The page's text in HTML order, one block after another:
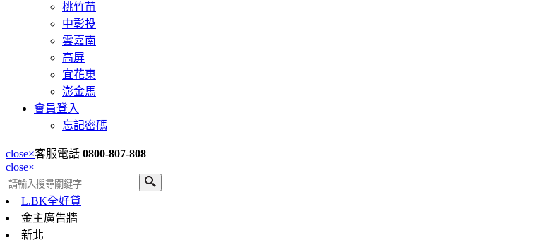
桃竹苗
中彰投
雲嘉南
高屏
宜花東
澎金馬
會員登入
忘記密碼
close×客服電話 0800-807-808
close×
L.BK全好貸
金主廣告牆
新北